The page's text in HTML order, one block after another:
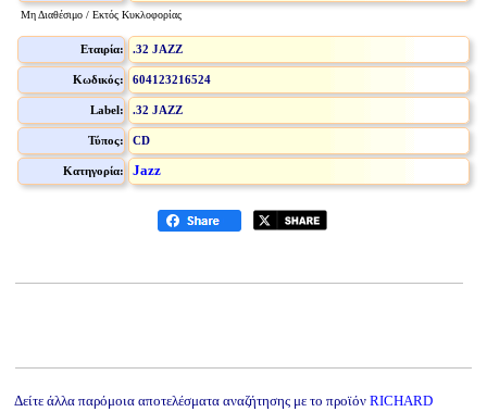
Μη Διαθέσιμο / Εκτός Κυκλοφορίας
Εταιρία: .32 JAZZ
Κωδικός: 604123216524
Label: .32 JAZZ
Τύπος: CD
Κατηγορία: Jazz
Δείτε άλλα παρόμοια αποτελέσματα αναζήτησης με το προϊόν RICHARD